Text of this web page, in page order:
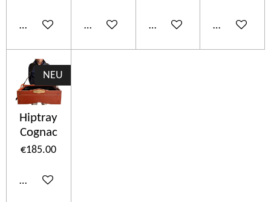
Add to cart Add to cart Add to cart Add to cart
NEU
Hiptray
Cognac
€185.00
Add to cart